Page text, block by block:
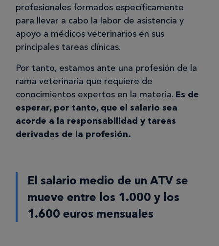
profesionales formados específicamente
para llevar a cabo la labor de asistencia y
apoyo a médicos veterinarios en sus
principales tareas clínicas.
Por tanto, estamos ante una profesión de la
rama veterinaria que requiere de
conocimientos expertos en la materia. Es de
esperar, por tanto, que el salario sea
acorde a la responsabilidad y tareas
derivadas de la profesión.
El salario medio de un ATV se
mueve entre los 1.000 y los
1.600 euros mensuales